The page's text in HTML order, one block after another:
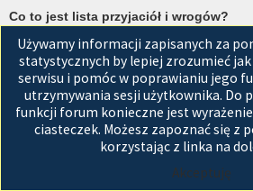
Co to jest lista przyjaciół i wrogów?
użytkowników witryny. Użytkownicy
wyświetleni na karciePrzyjaciele
zarządzania kontem. Z tego poziomu
status, a także wysłać prywatną
używanego stylu witryny, posty tych
wyróżniane. Jeśli użytkownik zostanie
Używamy informacji zapisanych za
statystycznych by lepiej zrozumieć jak
serwisu i pomóc w poprawianiu jego
utrzymywania sesji użytkownika. Do
funkcji forum konieczne jest
ciasteczek. Możesz zapoznać się z
korzystając z linka na
Akceptuję